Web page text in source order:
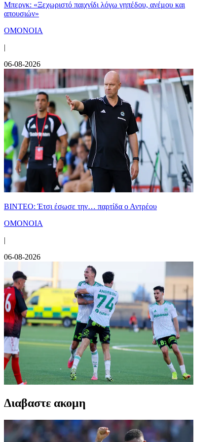
Μπεργκ: «Ξεχωριστό παιχνίδι λόγω γηπέδου, ανέμου και
απουσιών»
ΟΜΟΝΟΙΑ
|
06-08-2026
ΒΙΝΤΕΟ: Έτσι έσωσε την… παρτίδα ο Αντρέου
ΟΜΟΝΟΙΑ
|
06-08-2026
Διαβαστε ακομη